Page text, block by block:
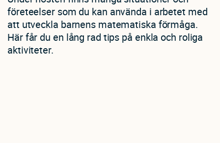
företeelser som du kan använda i arbetet med
att utveckla barnens matematiska förmåga.
Här får du en lång rad tips på enkla och roliga
aktiviteter.